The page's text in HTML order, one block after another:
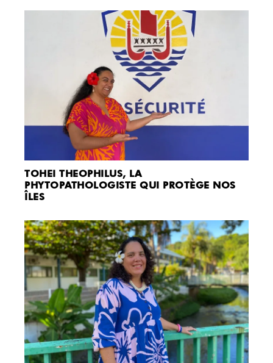
TOHEI THEOPHILUS, LA
PHYTOPATHOLOGISTE QUI PROTÈGE NOS
ÎLES